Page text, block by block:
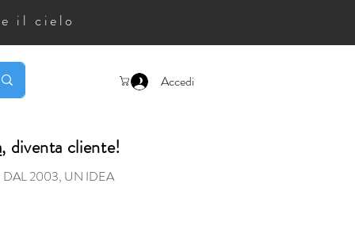
il cielo
Accedi
, diventa cliente!
DAL 2003, UN IDEA